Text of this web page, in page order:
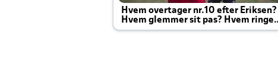
Hvem overtager nr.10 efter Eriksen?
Hvem glemmer sit pas? Hvem ringer
Joachim altid til efter kampe?